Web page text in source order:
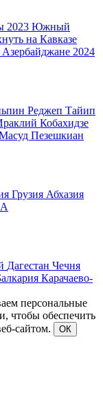
2023 Южный
на Кавказе
2024
Реджеп Тайип
Кобахидзе
Пезешкиан
Грузия Абхазия
Дагестан Чечня
Карачаево-
персональные
чтобы обеспечить
сайтом.
ОК